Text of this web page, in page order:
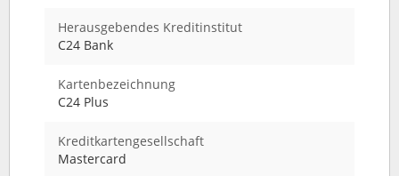
Herausgebendes Kreditinstitut
C24 Bank
Kartenbezeichnung
C24 Plus
Kreditkartengesellschaft
Mastercard